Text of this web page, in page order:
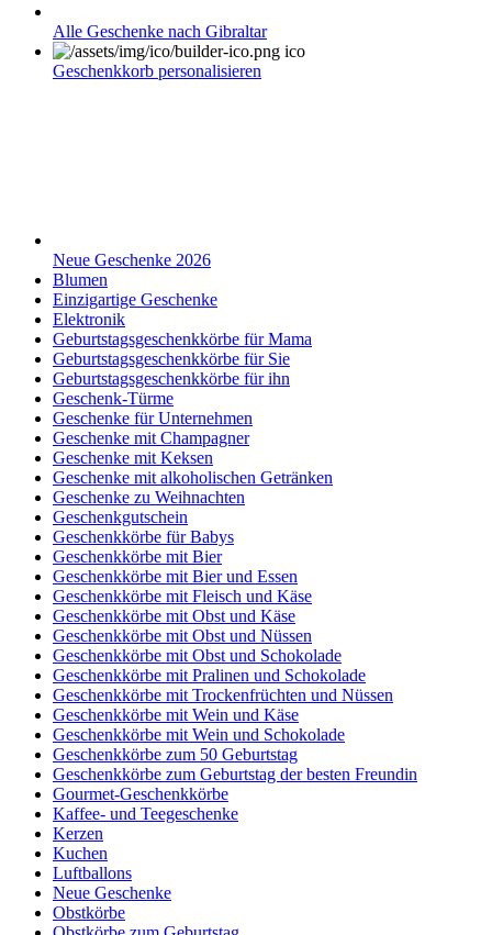
Alle Geschenke nach Gibraltar
Geschenkkorb personalisieren
Neue Geschenke 2026
Blumen
Einzigartige Geschenke
Elektronik
Geburtstagsgeschenkkörbe für Mama
Geburtstagsgeschenkkörbe für Sie
Geburtstagsgeschenkkörbe für ihn
Geschenk-Türme
Geschenke für Unternehmen
Geschenke mit Champagner
Geschenke mit Keksen
Geschenke mit alkoholischen Getränken
Geschenke zu Weihnachten
Geschenkgutschein
Geschenkkörbe für Babys
Geschenkkörbe mit Bier
Geschenkkörbe mit Bier und Essen
Geschenkkörbe mit Fleisch und Käse
Geschenkkörbe mit Obst und Käse
Geschenkkörbe mit Obst und Nüssen
Geschenkkörbe mit Obst und Schokolade
Geschenkkörbe mit Pralinen und Schokolade
Geschenkkörbe mit Trockenfrüchten und Nüssen
Geschenkkörbe mit Wein und Käse
Geschenkkörbe mit Wein und Schokolade
Geschenkkörbe zum 50 Geburtstag
Geschenkkörbe zum Geburtstag der besten Freundin
Gourmet-Geschenkkörbe
Kaffee- und Teegeschenke
Kerzen
Kuchen
Luftballons
Neue Geschenke
Obstkörbe